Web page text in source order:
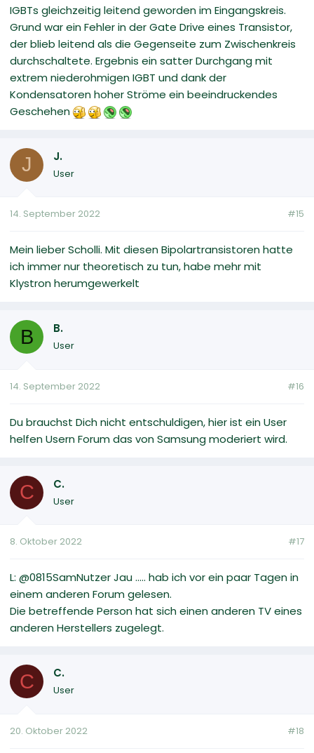
IGBTs gleichzeitig leitend geworden im Eingangskreis.
Grund war ein Fehler in der Gate Drive eines Transistor,
der blieb leitend als die Gegenseite zum Zwischenkreis
durchschaltete. Ergebnis ein satter Durchgang mit
extrem niederohmigen IGBT und dank der
Kondensatoren hoher Ströme ein beeindruckendes
Geschehen
J J.
User
14. September 2022 #15
Mein lieber Scholli. Mit diesen Bipolartransistoren hatte
ich immer nur theoretisch zu tun, habe mehr mit
Klystron herumgewerkelt
B B.
User
14. September 2022 #16
Du brauchst Dich nicht entschuldigen, hier ist ein User
helfen Usern Forum das von Samsung moderiert wird.
C C.
User
8. Oktober 2022 #17
L: @0815SamNutzer Jau ..... hab ich vor ein paar Tagen in
einem anderen Forum gelesen.
Die betreffende Person hat sich einen anderen TV eines
anderen Herstellers zugelegt.
C C.
User
20. Oktober 2022 #18